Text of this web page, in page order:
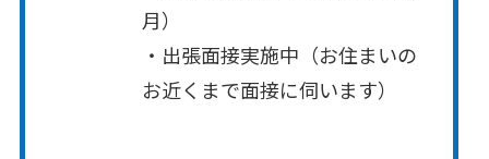
月）
・出張面接実施中（お住まいの
お近くまで面接に伺います）